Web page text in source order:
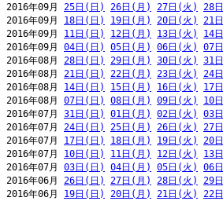
2016年09月 25日(日) 26日(月) 27日(火) 28
2016年09月 18日(日) 19日(月) 20日(火) 21
2016年09月 11日(日) 12日(月) 13日(火) 14
2016年09月 04日(日) 05日(月) 06日(火) 07
2016年08月 28日(日) 29日(月) 30日(火) 31
2016年08月 21日(日) 22日(月) 23日(火) 24
2016年08月 14日(日) 15日(月) 16日(火) 17
2016年08月 07日(日) 08日(月) 09日(火) 10
2016年07月 31日(日) 01日(月) 02日(火) 03
2016年07月 24日(日) 25日(月) 26日(火) 27
2016年07月 17日(日) 18日(月) 19日(火) 20
2016年07月 10日(日) 11日(月) 12日(火) 13
2016年07月 03日(日) 04日(月) 05日(火) 06
2016年06月 26日(日) 27日(月) 28日(火) 29
2016年06月 19日(日) 20日(月) 21日(火) 22